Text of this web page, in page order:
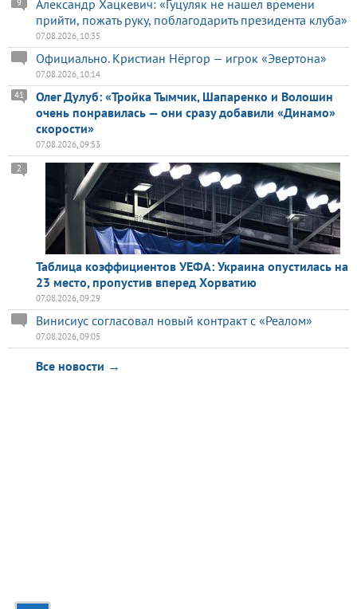
Александр Хацкевич: «Гуцуляк не нашел времени
прийти, пожать руку, поблагодарить президента клуба»
07.08.2026, 10:35
Официально. Кристиан Нёргор — игрок «Эвертона»
07.08.2026, 10:14
Олег Дулуб: «Тройка Тымчик, Шапаренко и Волошин
очень понравилась — они сразу добавили «Динамо»
скорости»
41
07.08.2026, 09:53
Таблица коэффициентов УЕФА: Украина опустилась на
23 место, пропустив вперед Хорватию
2
07.08.2026, 09:29
Винисиус согласовал новый контракт с «Реалом»
07.08.2026, 09:05
Все новости →